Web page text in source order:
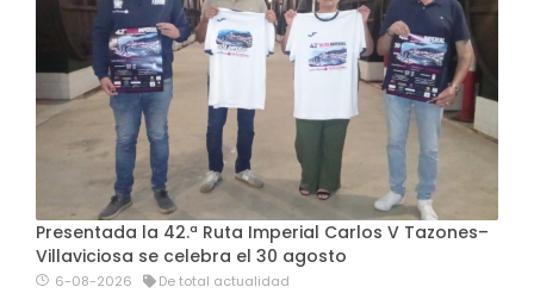
Presentada la 42.ª Ruta Imperial Carlos V Tazones–
Villaviciosa se celebra el 30 agosto
6-08-2026 De total actualidad